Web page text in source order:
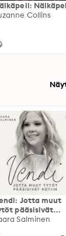
Collins
Jotta muut
pääsisivät
Salminen